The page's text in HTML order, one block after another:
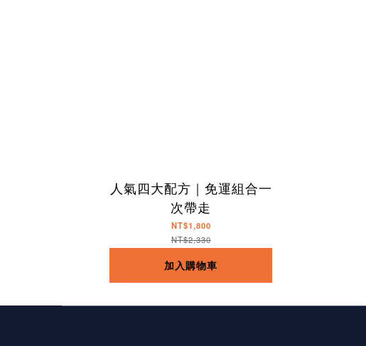
人氣四大配方｜免運組合一
次帶走
NT$1,800
NT$2,330
加入購物車